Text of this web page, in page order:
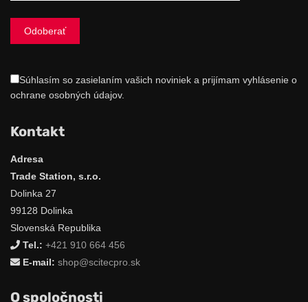
Súhlasím so zasielaním vašich noviniek a prijímam vyhlásenie o
ochrane osobných údajov.
Kontakt
Adresa
Trade Station, s.r.o.
Dolinka 27
99128 Dolinka
Slovenská Republika
Tel.: +421 910 664 456
E-mail: shop@scitecpro.sk
O spoločnosti